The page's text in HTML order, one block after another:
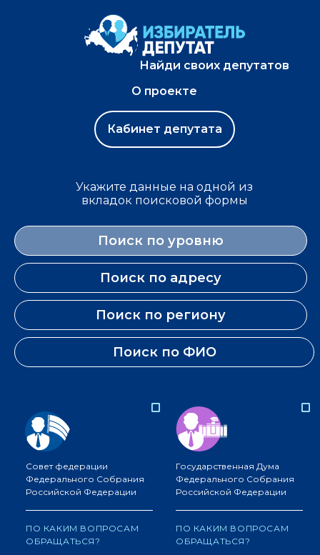
Найди своих депутатов
О проекте
Кабинет депутата
Укажите данные на одной из
вкладок поисковой формы
Поиск по уровню
Поиск по адресу
Поиск по региону
Поиск по ФИО
Совет федерации
Федерального Собрания
Российской Федерации
ПО КАКИМ ВОПРОСАМ
ОБРАЩАТЬСЯ?
Государственная Дума
Федерального Собрания
Российской Федерации
ПО КАКИМ ВОПРОСАМ
ОБРАЩАТЬСЯ?